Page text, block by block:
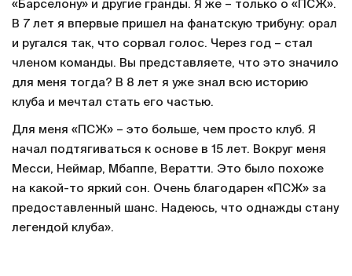
«Барселону» и другие гранды. Я же – только о «ПСЖ».
В 7 лет я впервые пришел на фанатскую трибуну: орал
и ругался так, что сорвал голос. Через год – стал
членом команды. Вы представляете, что это значило
для меня тогда? В 8 лет я уже знал всю историю
клуба и мечтал стать его частью.
Для меня «ПСЖ» – это больше, чем просто клуб. Я
начал подтягиваться к основе в 15 лет. Вокруг меня
Месси, Неймар, Мбаппе, Вератти. Это было похоже
на какой-то яркий сон. Очень благодарен «ПСЖ» за
предоставленный шанс. Надеюсь, что однажды стану
легендой клуба».